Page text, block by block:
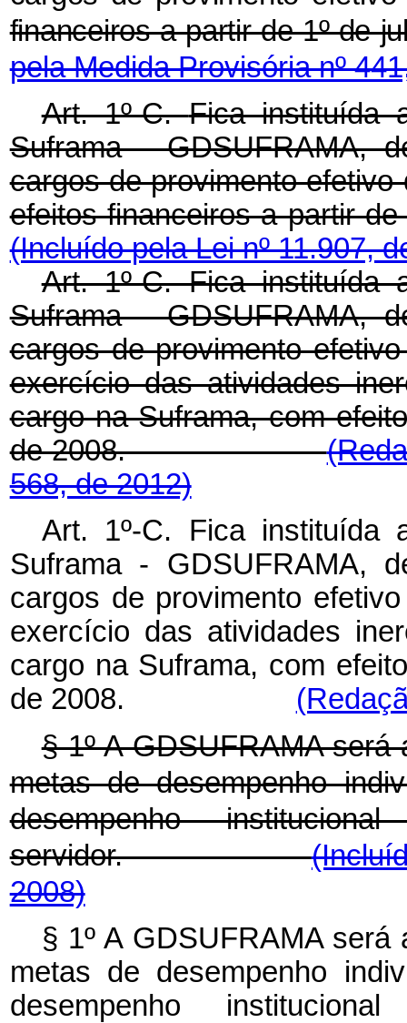
financeiros a partir de 1º de
pela Medida Provisória nº
Art. 1º-C.Fica instituída
Suframa - GDSUFRAMA,
cargos de provimento
efeitos financeiros a
(Incluído pela Lei nº 11.907,
Art. 1º-C. Fica instituída
Suframa - GDSUFRAMA,
cargos de provimento
exercício das atividades
cargo na Suframa, com
de 2008.
568, de 2012)
Art. 1º-C. Fica instituída
Suframa - GDSUFRAMA,
cargos de provimento
exercício das atividades
cargo na Suframa, com
de 2008.
§ 1º A GDSUFRAMA
metas de desempenho
desempenho
servidor.
2008)
§ 1º A GDSUFRAMA
metas de desempenho
desempenho